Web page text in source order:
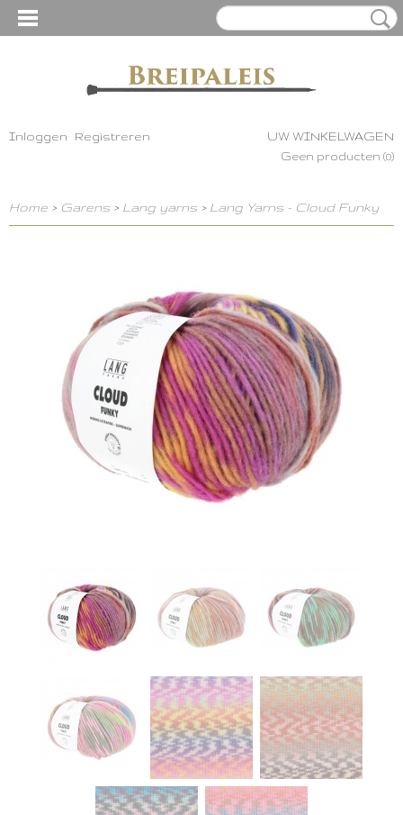
Inloggen Registreren UW WINKELWAGEN
Geen producten (0)
Home > Garens > Lang yarns > Lang Yarns - Cloud Funky